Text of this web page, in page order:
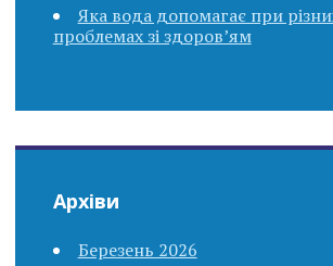
Яка вода допомагає при
проблемах зі здоров’ям
Архіви
Березень 2026